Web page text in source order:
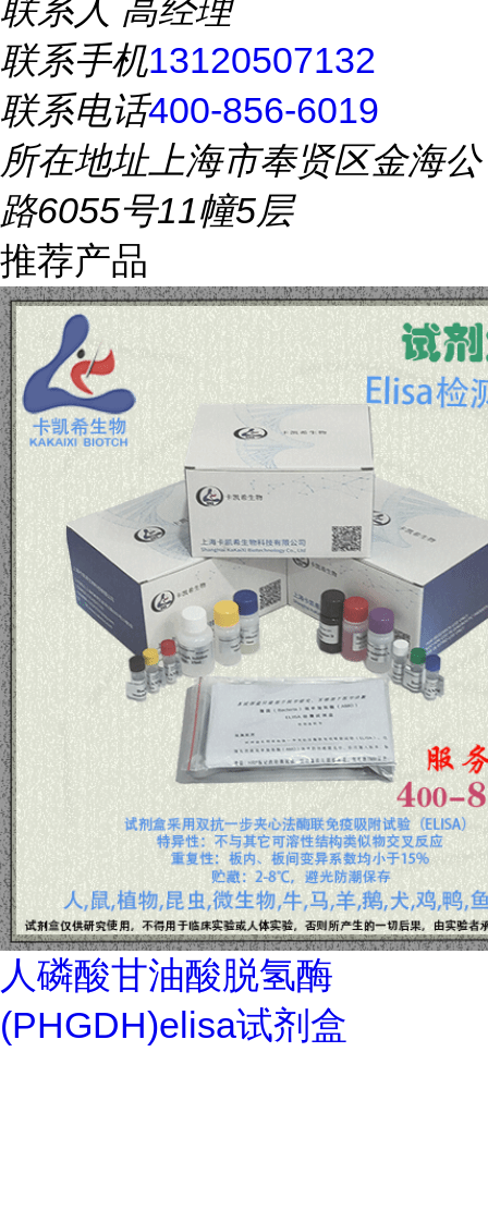
联系人 高经理
联系手机13120507132
联系电话400-856-6019
所在地址上海市奉贤区金海公
路6055号11幢5层
推荐产品
人磷酸甘油酸脱氢酶
(PHGDH)elisa试剂盒